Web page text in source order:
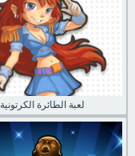
لعبة الطائرة الكرتونية